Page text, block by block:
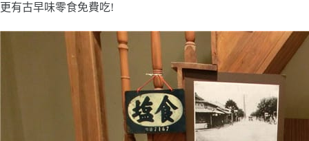
更有古早味零食免費吃!